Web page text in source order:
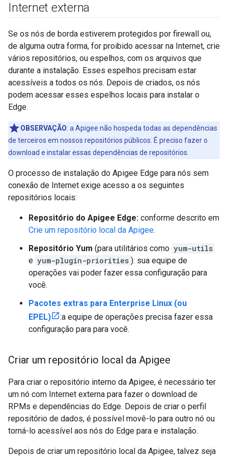
Internet externa
Se os nós de borda estiverem protegidos por firewall ou,
de alguma outra forma, for proibido acessar na Internet, crie
vários repositórios, ou espelhos, com os arquivos que
durante a instalação. Esses espelhos precisam estar
acessíveis a todos os nós. Depois de criados, os nós
podem acessar esses espelhos locais para instalar o
Edge.
OBSERVAÇÃO: a Apigee não hospeda todas as dependências
de terceiros em nossos repositórios públicos. É preciso fazer o
download e instalar essas dependências de repositórios.
O processo de instalação do Apigee Edge para nós sem
conexão de Internet exige acesso a os seguintes
repositórios locais:
Repositório do Apigee Edge: conforme descrito em
Crie um repositório local da Apigee.
Repositório Yum (para utilitários como yum-utils
e yum-plugin-priorities ): sua equipe de
operações vai poder fazer essa configuração para
você.
Pacotes extras para Enterprise Linux (ou
EPEL)
:a equipe de operações precisa fazer essa
configuração para para você.
Criar um repositório local da Apigee
Para criar o repositório interno da Apigee, é necessário ter
um nó com Internet externa para fazer o download de
RPMs e dependências do Edge. Depois de criar o perfil
repositório de dados, é possível movê-lo para outro nó ou
torná-lo acessível aos nós do Edge para e instalação.
Depois de criar um repositório local da Apigee, talvez seja